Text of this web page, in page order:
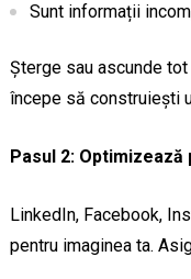
Sunt informații
Șterge sau ascunde
începe să construiești
Pasul 2:
LinkedIn, Facebook,
pentru imaginea ta.